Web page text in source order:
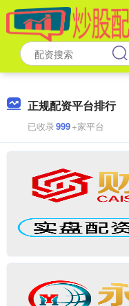
正规配资平台排行
已收录999+家平台